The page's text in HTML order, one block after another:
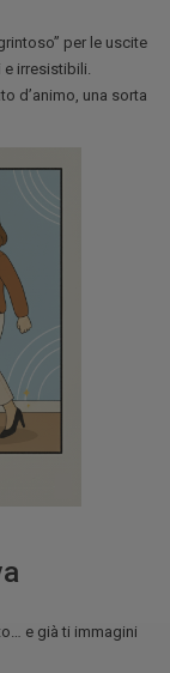
per le uscite
irresistibili.
d’animo, una sorta
e già ti immagini